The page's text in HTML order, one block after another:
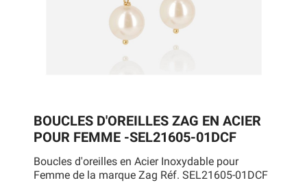
BOUCLES D'OREILLES ZAG EN ACIER
POUR FEMME -SEL21605-01DCF
Boucles d'oreilles en Acier Inoxydable pour
Femme de la marque Zag Réf. SEL21605-01DCF